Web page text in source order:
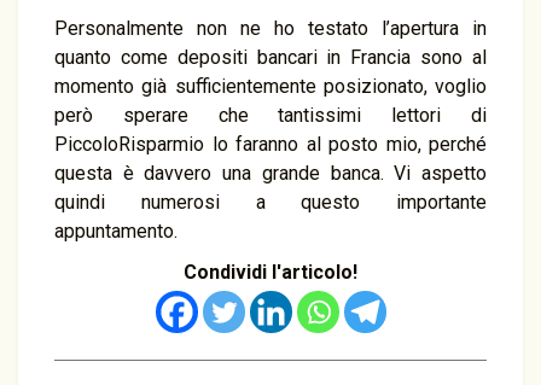
Personalmente non ne ho testato l’apertura in
quanto come depositi bancari in Francia sono al
momento già sufficientemente posizionato, voglio
però sperare che tantissimi lettori di
PiccoloRisparmio lo faranno al posto mio, perché
questa è davvero una grande banca. Vi aspetto
quindi numerosi a questo importante
appuntamento.
Condividi l'articolo!